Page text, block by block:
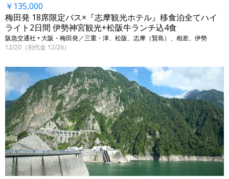
￥135,000
梅田発 18席限定バス×『志摩観光ホテル』移食泊全てハイ
ライト2日間 伊勢神宮観光+松阪牛ランチ込4食
阪急交通社 • 大阪・梅田発／三重・津、松阪、志摩（賢島）、相差、伊勢
12/20（別代金 12/26）